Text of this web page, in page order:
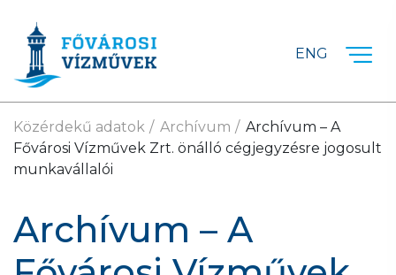
ENG
Közérdekű adatok Archívum
Archívum – A
Fővárosi Vízművek Zrt. önálló cégjegyzésre jogosult
munkavállalói
Archívum – A